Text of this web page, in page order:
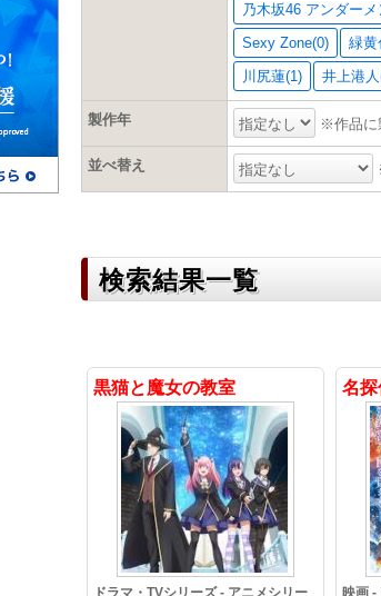
乃木坂46 アンダー
Sexy Zone(0)
緑黄
川尻蓮(1)
井上港
製作年 ※作品に
並べ替え
検索結果一覧
黒猫と魔女の教室
ドラマ・TVシリーズ - アニメシリー
映画 -